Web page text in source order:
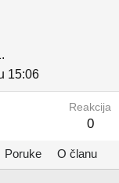
15:06
Reakcija
0
Poruke O članu